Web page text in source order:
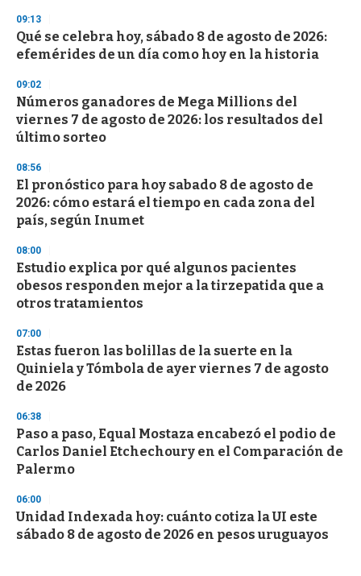
s
e
c
o
d
s
09:13
Qué se celebra hoy, sábado 8 de agosto de 2026:
efemérides de un día como hoy en la historia
09:02
Números ganadores de Mega Millions del
viernes 7 de agosto de 2026: los resultados del
último sorteo
08:56
El pronóstico para hoy sabado 8 de agosto de
2026: cómo estará el tiempo en cada zona del
país, según Inumet
08:00
Estudio explica por qué algunos pacientes
obesos responden mejor a la tirzepatida que a
otros tratamientos
07:00
Estas fueron las bolillas de la suerte en la
Quiniela y Tómbola de ayer viernes 7 de agosto
de 2026
06:38
Paso a paso, Equal Mostaza encabezó el podio de
Carlos Daniel Etchechoury en el Comparación de
Palermo
06:00
Unidad Indexada hoy: cuánto cotiza la UI este
sábado 8 de agosto de 2026 en pesos uruguayos